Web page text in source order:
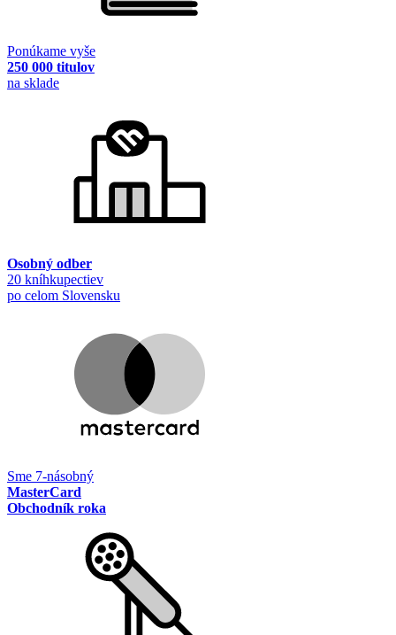
Ponúkame vyše
250 000 titulov
na sklade
Osobný odber
20 kníhkupectiev
po celom Slovensku
Sme 7-násobný
MasterCard
Obchodník roka